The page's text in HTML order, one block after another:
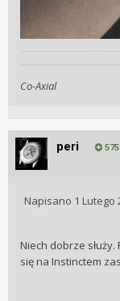
Co-Axial
peri 575
Napisano 1 Lutego
Niech dobrze
się na Instinctem